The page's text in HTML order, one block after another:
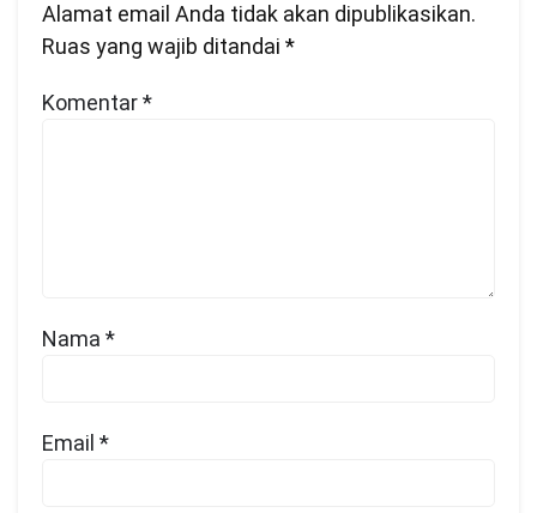
Alamat email Anda tidak akan dipublikasikan.
Ruas yang wajib ditandai *
Komentar*
Nama *
Email *